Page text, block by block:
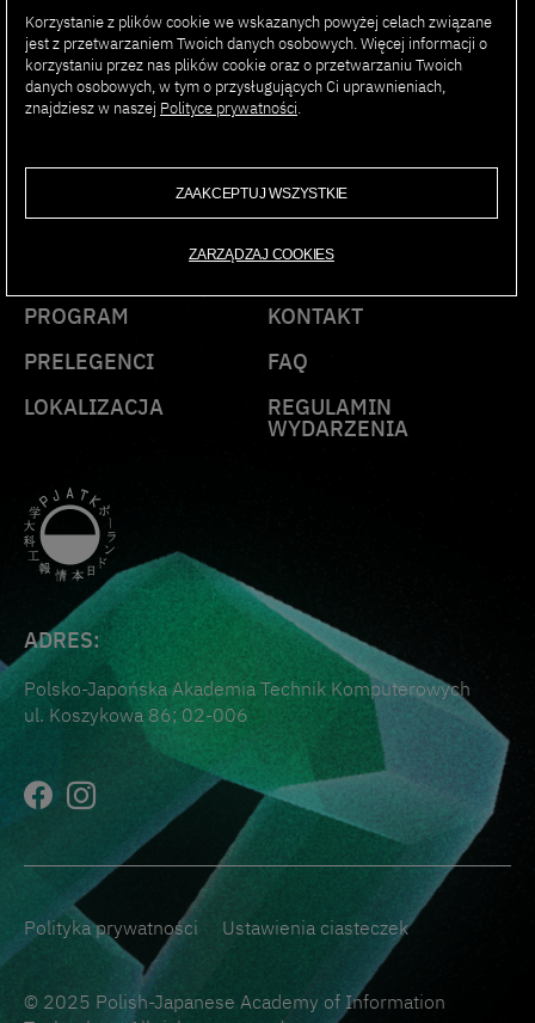
AI SUMMIT
PJAIT 2025
ADRES:
Polsko-Japońska Akademia Technik Komputerowych
ul. Koszykowa 86; 02-006
PROGRAM
PRELEGENCI
LOKALIZACJA
KONTAKT
FAQ
REGULAMIN
WYDARZENIA
© 2025 Polish-Japanese Academy of Information
Polityka prywatności Ustawienia ciasteczek
Korzystanie z plików cookie we wskazanych powyżej celach związane
jest z przetwarzaniem Twoich danych osobowych. Więcej informacji o
korzystaniu przez nas plików cookie oraz o przetwarzaniu Twoich
danych osobowych, w tym o przysługujących Ci uprawnieniach,
znajdziesz w naszej Polityce prywatności.
ZAAKCEPTUJ WSZYSTKIE
ZARZĄDZAJ COOKIES